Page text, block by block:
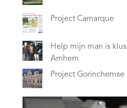
Project Camarque
Help mijn man is
Arnhem
Project